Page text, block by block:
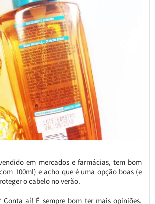
em mercados e farmácias, tem bom
100ml) e acho que é uma opção boas (e
o cabelo no verão.
Conta aí! É sempre bom ter mais opiniões,